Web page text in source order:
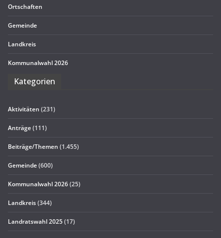
Ort­schaf­ten
Gemeinde
Land­kreis
Kom­mu­nal­wahl 2026
Kate­go­rien
Aktivitäten (231)
Anträge(111)
Beiträge/Themen (1.455)
Gemeinde(600)
Kommunalwahl 2026(25)
Landkreis(344)
Landratswahl 2025(17)